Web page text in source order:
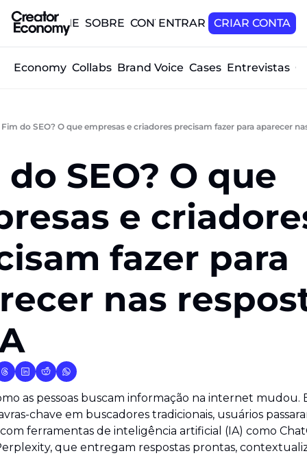
HOME SOBRE CONTATOENTRAR CRIAR CONTA
Economy Collabs Brand Voice Cases Entrevistas
Fim do SEO? O que empresas e criadores precisam fazer para aparecer
SEO? O que
e
fazer para
nas
as pessoas buscam informação na internet mudou.
chave em buscadores tradicionais, usuários
ferramentas de inteligência artificial (IA) como
que entregam respostas prontas,